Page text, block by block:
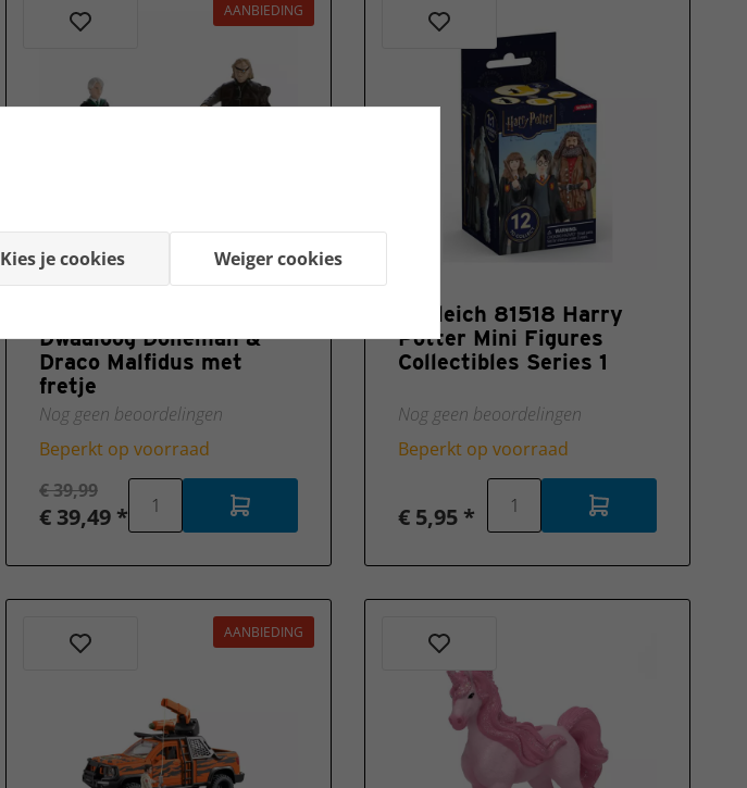
AANBIEDING
Dwaaloog Dolleman &
Draco Malfidus met
fretje
Nog geen beoordelingen
Beperkt op voorraad
€ 39,99
€ 39,49 *
Schleich 81518 Harry
Potter Mini Figures
Collectibles Series 1
Nog geen beoordelingen
Beperkt op voorraad
€ 5,95 *
AANBIEDING
Kies je cookies Weiger cookies